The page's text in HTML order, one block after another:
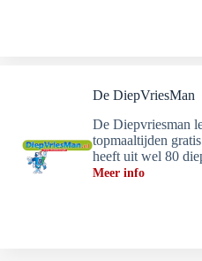
De DiepVriesMan
De Diepvriesman
topmaaltijden
heeft uit wel 80
Meer info